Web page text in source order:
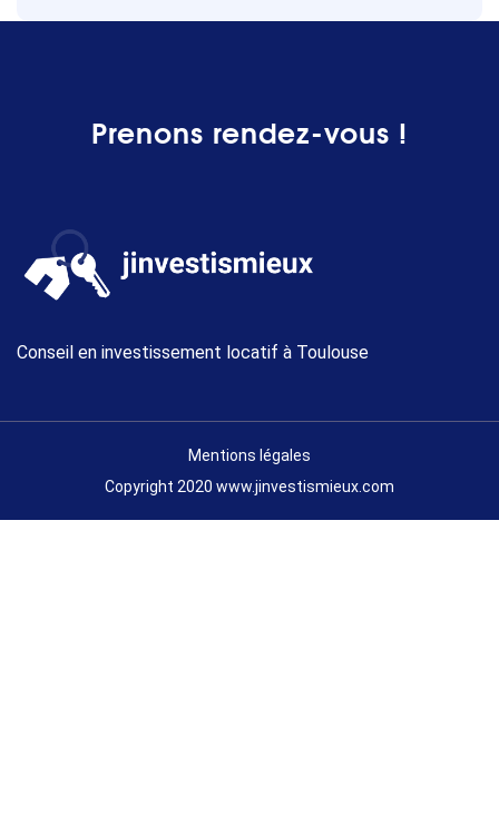
Prenons rendez-vous !
Conseil en investissement locatif à Toulouse
Mentions légales
Copyright 2020 www.jinvestismieux.com